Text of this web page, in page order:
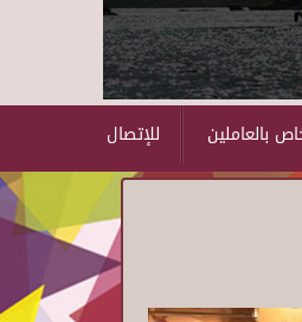
للإتصال